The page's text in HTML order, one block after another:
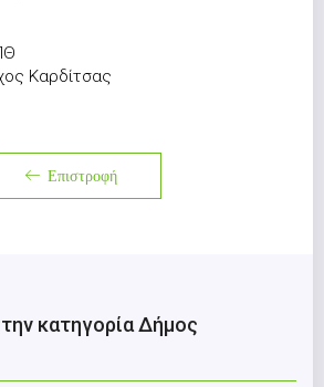
Καρδίτσας
Επιστροφή
κατηγορία Δήμος